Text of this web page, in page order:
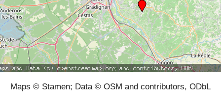
Maps © Stamen; Data © OSM and contributors, ODbL